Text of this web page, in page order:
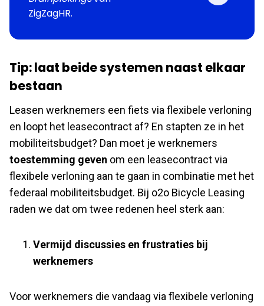
ZigZagHR.
Tip: laat beide systemen naast elkaar
bestaan
Leasen werknemers een fiets via flexibele verloning
en loopt het leasecontract af? En stapten ze in het
mobiliteitsbudget? Dan moet je werknemers
toestemming geven om een leasecontract via
flexibele verloning aan te gaan in combinatie met het
federaal mobiliteitsbudget. Bij o2o Bicycle Leasing
raden we dat om twee redenen heel sterk aan:
Vermijd discussies en frustraties bij
werknemers
Voor werknemers die vandaag via flexibele verloning